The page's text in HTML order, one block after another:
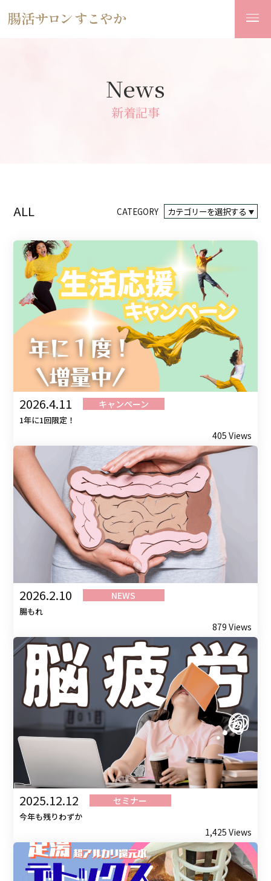
News
新着記事
ALL CATEGORY
2026.4.11 キャンペーン
1年に1回限定！
405 Views
2026.2.10 NEWS
腸もれ
879 Views
2025.12.12 セミナー
今年も残りわずか
1,425 Views